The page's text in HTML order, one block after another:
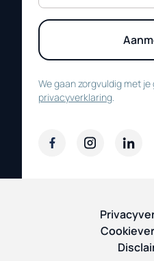
We gaan zorgvuldig met
privacyverklaring.